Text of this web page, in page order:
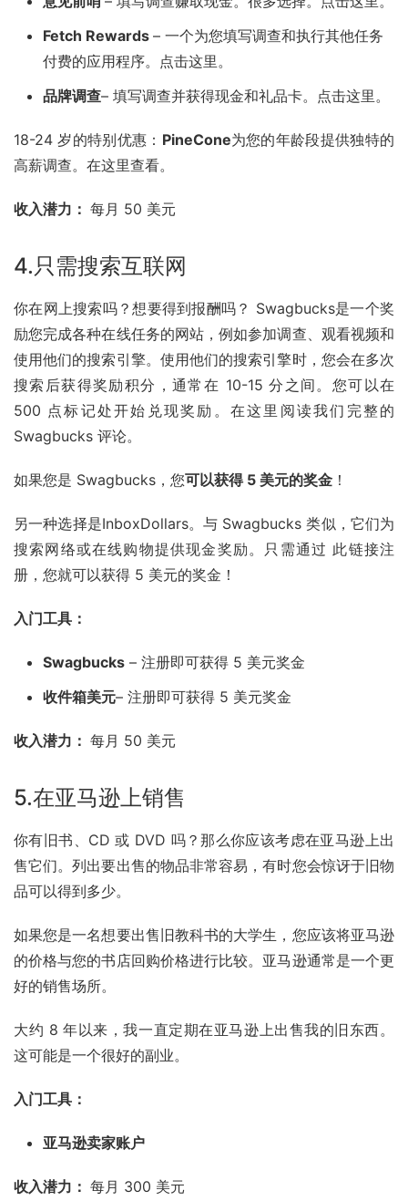
Fetch Rewards – 一个为您填写调查和执行其他任务
付费的应用程序。点击这里。
品牌调查– 填写调查并获得现金和礼品卡。点击这里。
18-24 岁的特别优惠： PineCone为您的年龄段提供独特的
高薪调查。在这里查看。
收入潜力： 每月 50 美元
4.只需搜索互联网
你在网上搜索吗？想要得到报酬吗？ Swagbucks是一个奖
励您完成各种在线任务的网站，例如参加调查、观看视频和
使用他们的搜索引擎。使用他们的搜索引擎时，您会在多次
搜索后获得奖励积分，通常在 10-15 分之间。您可以在
500 点标记处开始兑现奖励。在这里阅读我们完整的
Swagbucks 评论。
如果您是 Swagbucks，您可以获得 5 美元的奖金 ！
另一种选择是InboxDollars。与 Swagbucks 类似，它们为
搜索网络或在线购物提供现金奖励。只需通过 此链接注
册，您就可以获得 5 美元的奖金！
入门工具：
Swagbucks – 注册即可获得 5 美元奖金
收件箱美元– 注册即可获得 5 美元奖金
收入潜力： 每月 50 美元
5.在亚马逊 上销售
你有旧书、CD 或 DVD 吗？那么你应该考虑在亚马逊上出
售它们。列出要出售的物品非常容易，有时您会惊讶于旧物
品可以得到多少。
如果您是一名想要出售旧教科书的大学生，您应该将亚马逊
的价格与您的书店回购价格进行比较。亚马逊通常是一个更
好的销售场所。
大约 8 年以来，我一直定期在亚马逊上出售我的旧东西。
这可能是一个很好的副业。
入门工具：
亚马逊卖家账户
收入潜力： 每月 300 美元